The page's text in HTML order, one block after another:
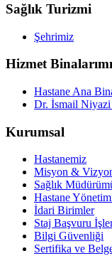
Sağlık Turizmi
Şehrimiz
Hizmet
Hastane Ana
Dr. İsmail
Kurumsal
Hastanemiz
Misyon &
Sağlık
Hastane
İdari Birimler
Staj Başvuru
Bilgi Güvenliği
Sertifika ve